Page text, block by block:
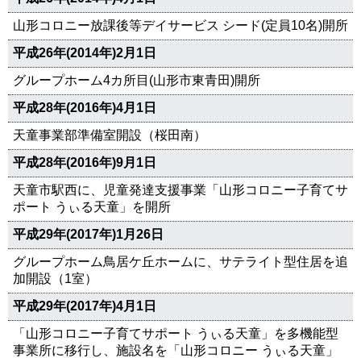
山形コロニー放課後等デイサービス シード(定員10名)開所
平成26年(2014年)2月1日
グループホーム4カ所目(山形市東青田)開所
平成28年(2016年)4月1日
天童事業部準備室開設（桜田南）
平成28年(2016年)9月1日
天童市駅西に、児童発達支援事業「山形コロニー子育てサ
ポート うぃる天童」を開所
平成29年(2017年)1月26日
グループホーム鳥居ケ丘ホームに、サテライト型住居を追
加開設（1室）
平成29年(2017年)4月1日
「山形コロニー子育てサポート うぃる天童」を多機能型
事業所に移行し、施設名を「山形コロニー うぃる天童」